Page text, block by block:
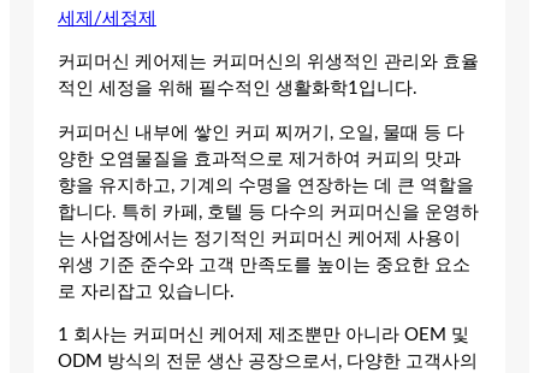
세제/세정제
커피머신 케어제는 커피머신의 위생적인 관리와 효율
적인 세정을 위해 필수적인 생활화학1입니다.
커피머신 내부에 쌓인 커피 찌꺼기, 오일, 물때 등 다
양한 오염물질을 효과적으로 제거하여 커피의 맛과
향을 유지하고, 기계의 수명을 연장하는 데 큰 역할을
합니다. 특히 카페, 호텔 등 다수의 커피머신을 운영하
는 사업장에서는 정기적인 커피머신 케어제 사용이
위생 기준 준수와 고객 만족도를 높이는 중요한 요소
로 자리잡고 있습니다.
1 회사는 커피머신 케어제 제조뿐만 아니라 OEM 및
ODM 방식의 전문 생산 공장으로서, 다양한 고객사의